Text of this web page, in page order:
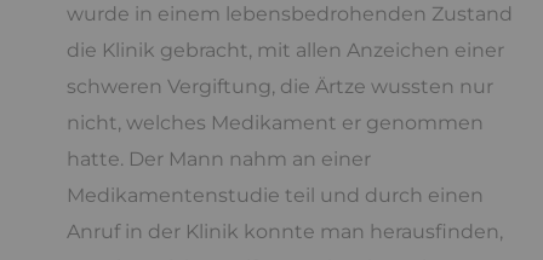
wurde in einem lebensbedrohenden Zustand
die Klinik gebracht, mit allen Anzeichen einer
schweren Vergiftung, die Ärtze wussten nur
nicht, welches Medikament er genommen
hatte. Der Mann nahm an einer
Medikamentenstudie teil und durch einen
Anruf in der Klinik konnte man herausfinden,